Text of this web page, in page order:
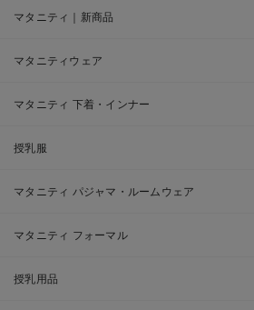
マタニティ｜新商品
マタニティウェア
マタニティ 下着・インナー
授乳服
マタニティ パジャマ・ルームウェア
マタニティ フォーマル
授乳用品